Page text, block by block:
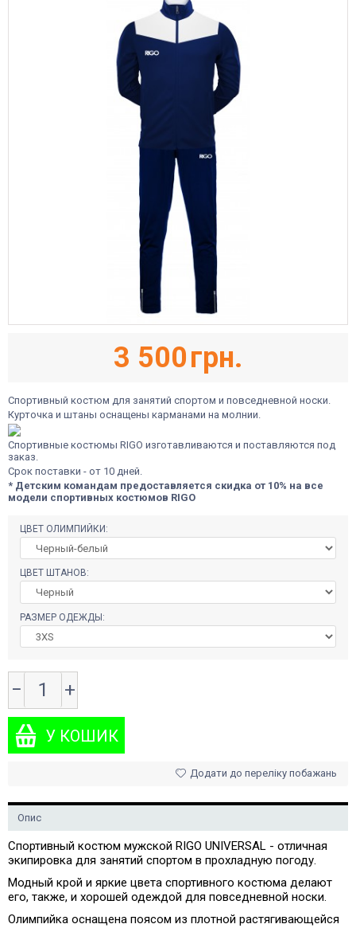
3 500грн.
Спортивный костюм для занятий спортом и повседневной носки.
Курточка и штаны оснащены карманами на молнии.
Спортивные костюмы RIGO изготавливаются и поставляются под
заказ.
Срок поставки - от 10 дней.
* Детским командам предоставляется скидка от 10% на все
модели спортивных костюмов RIGO
ЦВЕТ ОЛИМПИЙКИ:
ЦВЕТ ШТАНОВ:
РАЗМЕР ОДЕЖДЫ:
− +
Додати до переліку побажань
Опис
Спортивный костюм мужской RIGO UNIVERSAL - отличная
экипировка для занятий спортом в прохладную погоду.
Модный крой и яркие цвета спортивного костюма делают
его, также, и хорошей одеждой для повседневной носки.
Олимпийка оснащена поясом из плотной растягивающейся